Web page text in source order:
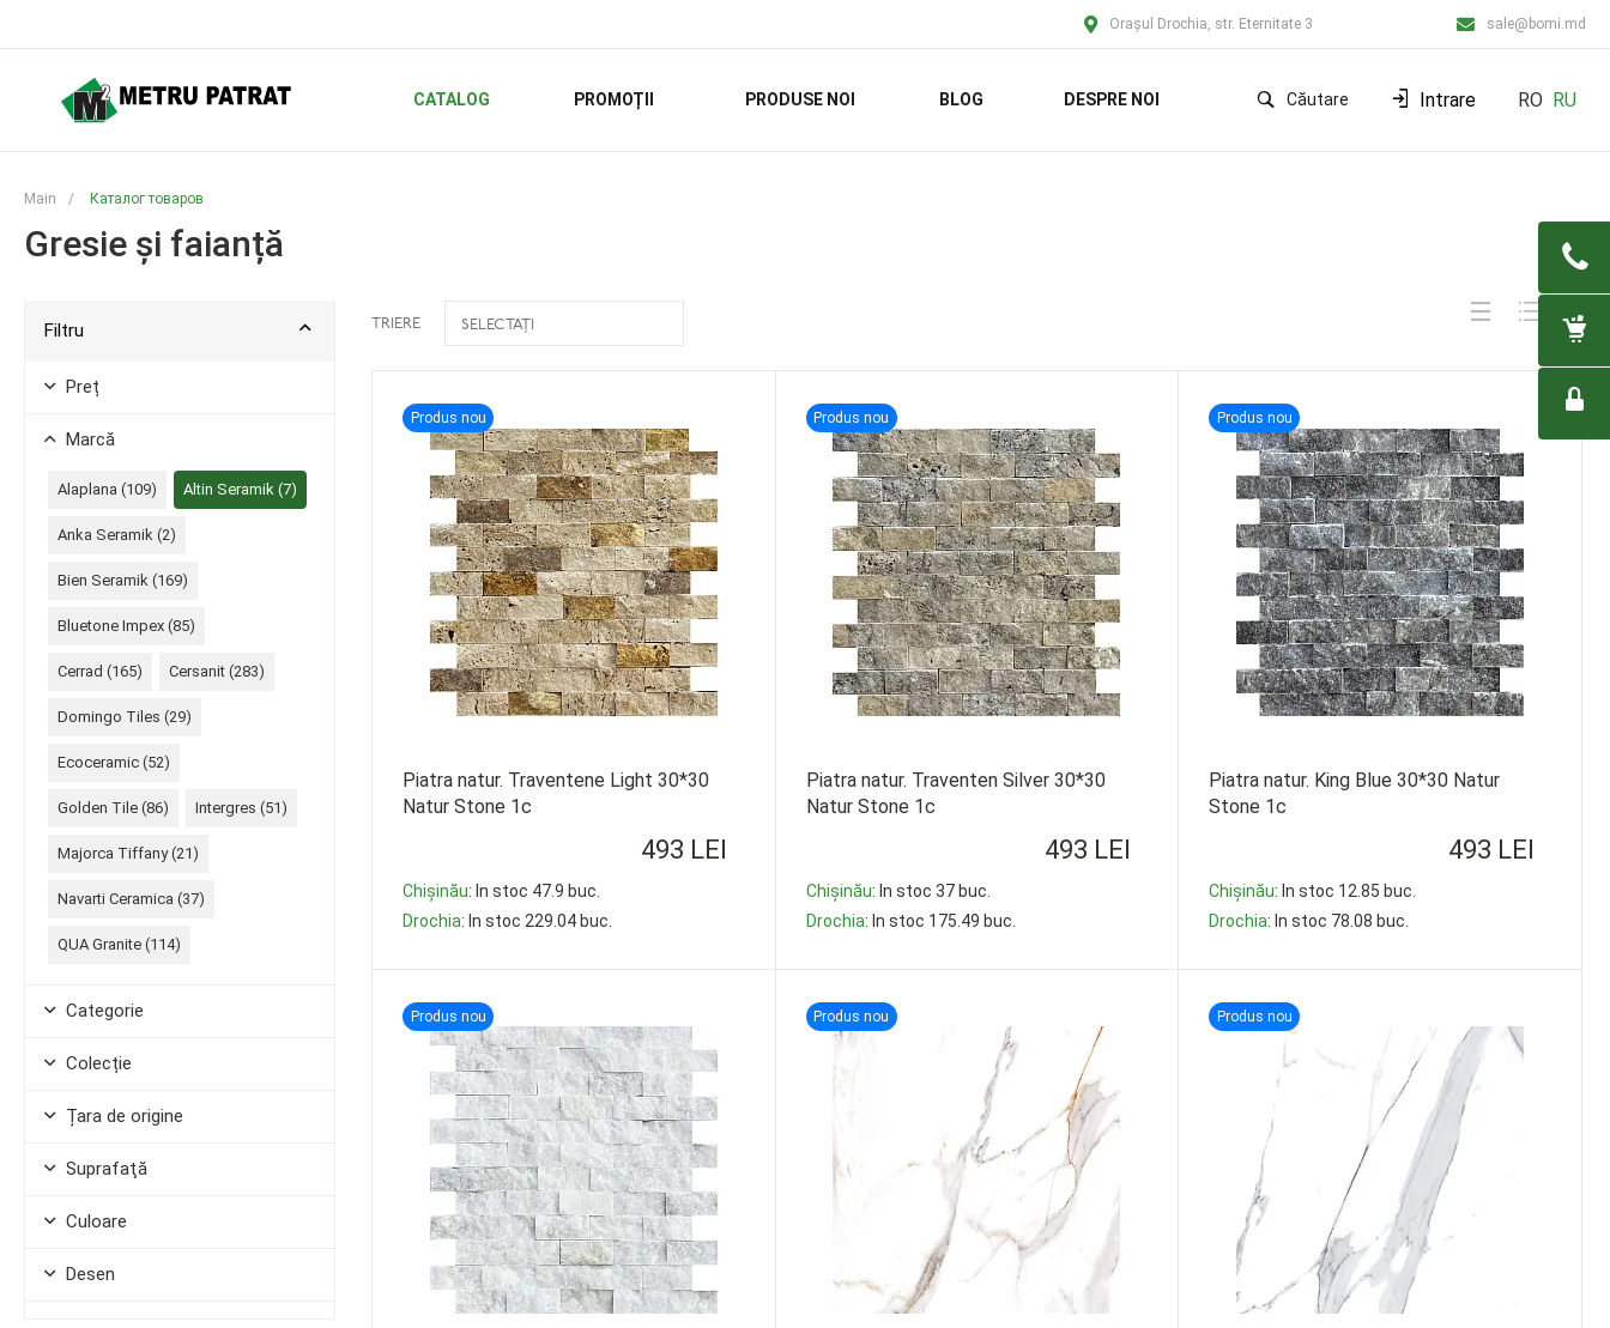
Orașul Drochia, str. Eternitate 3 sale@bomi.md
CATALOG PROMOȚII PRODUSE NOI BLOG DESPRE NOI Căutare Intrare RO RU
Main / Каталог товаров
Gresie și faianță
Filtru
Preț
Marcă
Alaplana (109) Altin Seramik (7)
Anka Seramik (2)
Bien Seramik (169)
Bluetone Impex (85)
Cerrad (165) Cersanit (283)
Domingo Tiles (29)
Ecoceramic (52)
Golden Tile (86) Intergres (51)
Majorca Tiffany (21)
Navarti Ceramica (37)
QUA Granite (114)
Categorie
Colecție
Țara de origine
Suprafaţă
Culoare
Desen
TRIERE SELECTAȚI
Produs nou
Piatra natur. Traventene Light 30*30
Natur Stone 1c
493 LEI
Chișinău: In stoc 47.9 buc.
Drochia: In stoc 229.04 buc.
Produs nou
Piatra natur. Traventen Silver 30*30
Natur Stone 1c
493 LEI
Chișinău: In stoc 37 buc.
Drochia: In stoc 175.49 buc.
Produs nou
Piatra natur. King Blue 30*30 Natur
Stone 1c
493 LEI
Chișinău: In stoc 12.85 buc.
Drochia: In stoc 78.08 buc.
Produs nou Produs nou Produs nou